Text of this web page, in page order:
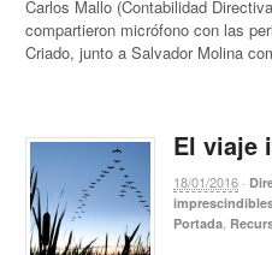
Carlos Mallo (Contabilidad
compartieron micrófono con las
Criado, junto a Salvador Molina
El viaje
18/01/2016 ·
Portada